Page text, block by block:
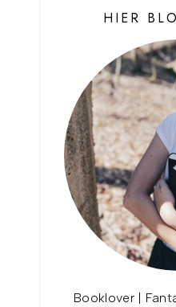
HIER
Booklover |